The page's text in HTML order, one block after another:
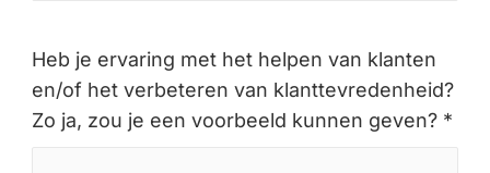
Heb je ervaring met het helpen van klanten
en/of het verbeteren van klanttevredenheid?
Zo ja, zou je een voorbeeld kunnen geven? *